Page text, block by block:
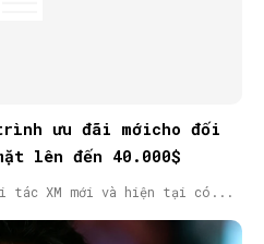
ưu đãi mớicho đối
lên đến 40.000$
tác XM mới và hiện tại có...